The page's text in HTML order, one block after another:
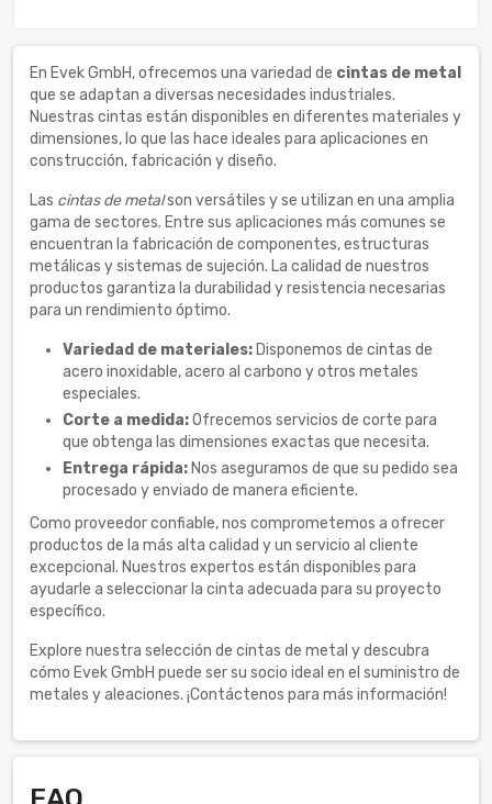
En Evek GmbH, ofrecemos una variedad de cintas de metal
que se adaptan a diversas necesidades industriales.
Nuestras cintas están disponibles en diferentes materiales y
dimensiones, lo que las hace ideales para aplicaciones en
construcción, fabricación y diseño.
Las cintas de metalson versátiles y se utilizan en una amplia
gama de sectores. Entre sus aplicaciones más comunes se
encuentran la fabricación de componentes, estructuras
metálicas y sistemas de sujeción. La calidad de nuestros
productos garantiza la durabilidad y resistencia necesarias
para un rendimiento óptimo.
Variedad de materiales: Disponemos de cintas de
acero inoxidable, acero al carbono y otros metales
especiales.
Corte a medida:Ofrecemos servicios de corte para
que obtenga las dimensiones exactas que necesita.
Entrega rápida: Nos aseguramos de que su pedido sea
procesado y enviado de manera eficiente.
Como proveedor confiable, nos comprometemos a ofrecer
productos de la más alta calidad y un servicio al cliente
excepcional. Nuestros expertos están disponibles para
ayudarle a seleccionar la cinta adecuada para su proyecto
específico.
Explore nuestra selección de cintas de metal y descubra
cómo Evek GmbH puede ser su socio ideal en el suministro de
metales y aleaciones. ¡Contáctenos para más información!
FAQ